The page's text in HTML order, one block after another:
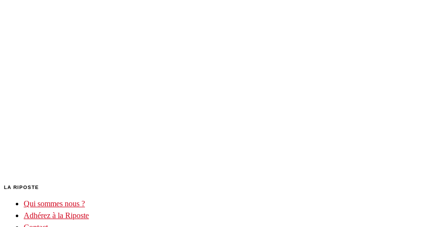
LA RIPOSTE
Qui sommes nous ?
Adhérez à la Riposte